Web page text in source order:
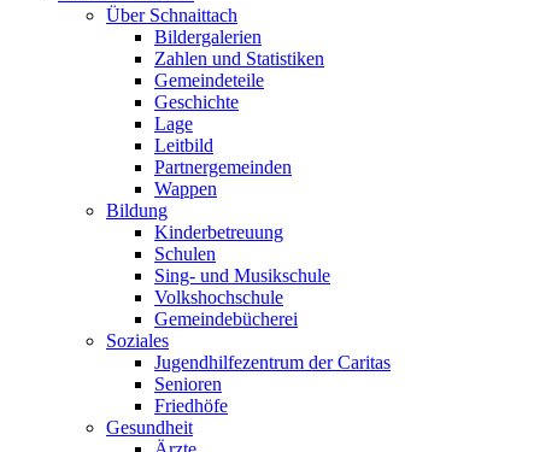
Über Schnaittach
Bildergalerien
Zahlen und Statistiken
Gemeindeteile
Geschichte
Lage
Leitbild
Partnergemeinden
Wappen
Bildung
Kinderbetreuung
Schulen
Sing- und Musikschule
Volkshochschule
Gemeindebücherei
Soziales
Jugendhilfezentrum der Caritas
Senioren
Friedhöfe
Gesundheit